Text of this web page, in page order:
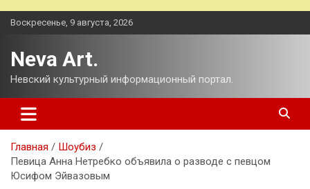
Перейти
Воскресенье, 9 августа, 2026
Neva Art.
Невский культурный информационный портал.
Главная
Шоубиз
Певица Анна Нетребко объявила о разводе с певцом
Юсифом Эйвазовым